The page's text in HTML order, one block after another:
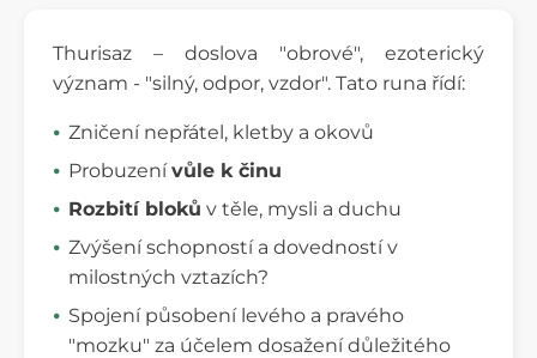
Thurisaz – doslova "obrové", ezoterický
význam - "silný, odpor, vzdor". Tato runa řídí:
Zničení nepřátel, kletby a okovů
Probuzenívůle k činu
Rozbití bloků v těle, mysli a duchu
Zvýšení schopností a dovedností v
milostných vztazích?
Spojení působení levého a pravého
"mozku" za účelem dosažení důležitého